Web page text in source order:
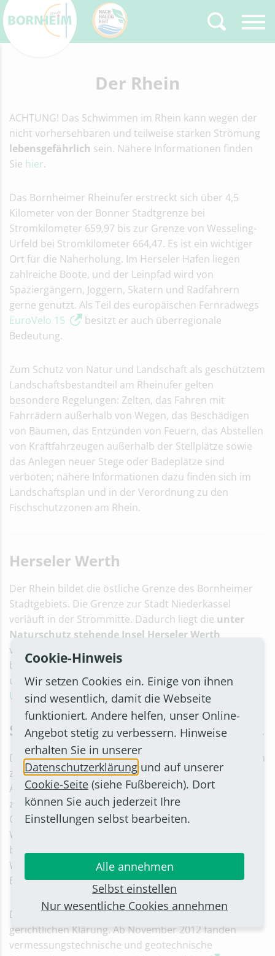
Type 2 or more
characters for results.
Der Rhein
ACHTUNG! Das Schwimmen im Rhein kann wegen der
nicht vorhersehbaren und teilweise starken Strömung
lebensgefährlich sein. Nähere Informationen finden
Sie hier.
Das Bornheimer Rheinufer erstreckt sich über 4,5
Kilometer von der Bonner Stadtgrenze bei
Stromkilometer 659,97 bis zur Grenze von Wesseling-
Urfeld bei Stromkilometer 664,47. Es ist ein wichtiger
Ort für die Naherholung. Im Herseler Hafen liegen
zahlreiche Boote, und der Leinpfad wird von
Spaziergängern, Joggern, Skatern und Radfahrern
gerne genutzt. Als Teil des europäischen Fernradwegs
EuroVelo 15
besitzt er auch überregionale
Bedeutung.
Zum Schutz von Natur und Landschaft als geschütztem
Landschaftsbestandteil am Rheinufer gelten
besondere Regelungen: Zelten, das Fahren mit
Fahrrädern außerhalb von Wegen, das Beschädigen
von Bäumen, das Entzünden von Feuern, das Abstellen
von Kraftfahrzeugen außerhalb der Stellplätze sowie
das Anlegen neuer Stege oder Badeplätze sind
verboten; nähere Informationen dazu finden sich im
Landschaftsplan und in der Verordnung zu den
Fischschutzzonen am Rhein.
Herseler Werth
Der Rhein bildet die östliche Grenze des Bornheimer
Stadtgebiets. Die Grenze zur Stadt Niederkassel
verläuft in der Strommitte. Dadurch liegt die unter
Naturschutz stehende Insel Herseler Werth
vollständig auf Bornheimer Gebiet. Die Insel darf nicht
betreten werden, auch das Anlegen mit Booten ist
untersagt. Weitere Informationen finden sich beim
Uedorfer Ortsausschusssowie beimNABU Bonn
Sanierung der Rheinuferböschung.
Die Steilböschung von Hersel bis Widdig zeigt vor allem
zwischen den Hochwassermarken I und II viele
Ausspülungen. Wegen ungeklärter Zuständigkeiten
zwischen Bund, Land und Eigentümern wurde im
Oktober 2009 eine Vereinbarung geschlossen. Das
Wasser- und Schifffahrtsamt sicherte daraufhin
besonders gefährdete Uferbereiche provisorisch mit
Wasserbausteinen, basierend auf Empfehlungen der
Bundesanstalt für Wasserbau.
Die Kosten teilen sich Bund und Land bis zur
gerichtlichen Klärung. Ab November 2012 fanden
vermessungstechnische und geotechnische
Cookie-Hinweis
Wir setzen Cookies ein. Einige von ihnen
sind wesentlich, damit die Webseite
funktioniert. Andere helfen, unser Online-
Angebot stetig zu verbessern. Hinweise
erhalten Sie in unserer
Datenschutzerklärung und auf unserer
Cookie-Seite (siehe Fußbereich). Dort
können Sie auch jederzeit Ihre
Einstellungen selbst bearbeiten.
Alle annehmen
Selbst einstellen
Nur wesentliche Cookies annehmen